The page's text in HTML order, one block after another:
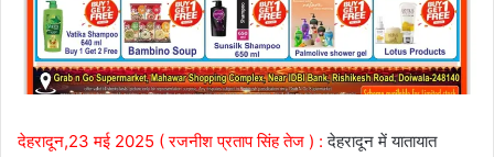
देहरादून,23 मई 2025 ( रजनीश प्रताप सिंह तेज ) : देहरादून में यातायात